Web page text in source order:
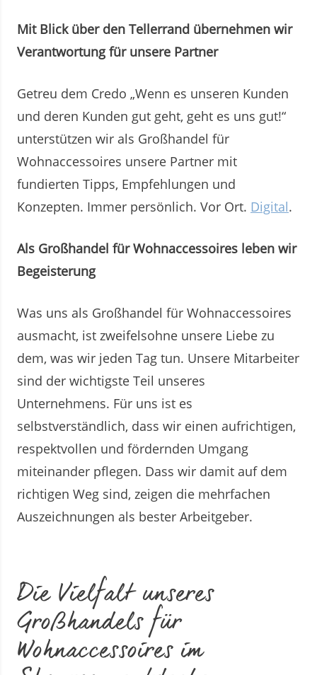
Mit Blick über den Tellerrand übernehmen wir
Verantwortung für unsere Partner
Getreu dem Credo „Wenn es unseren Kunden
und deren Kunden gut geht, geht es uns gut!“
unterstützen wir als Großhandel für
Wohnaccessoires unsere Partner mit
fundierten Tipps, Empfehlungen und
Konzepten. Immer persönlich. Vor Ort. Digital.
Als Großhandel für Wohnaccessoires leben wir
Begeisterung
Was uns als Großhandel für Wohnaccessoires
ausmacht, ist zweifelsohne unsere Liebe zu
dem, was wir jeden Tag tun. Unsere Mitarbeiter
sind der wichtigste Teil unseres
Unternehmens. Für uns ist es
selbstverständlich, dass wir einen aufrichtigen,
respektvollen und fördernden Umgang
miteinander pflegen. Dass wir damit auf dem
richtigen Weg sind, zeigen die mehrfachen
Auszeichnungen als bester Arbeitgeber.
Die Vielfalt unseres
Großhandels für
Wohnaccessoires im